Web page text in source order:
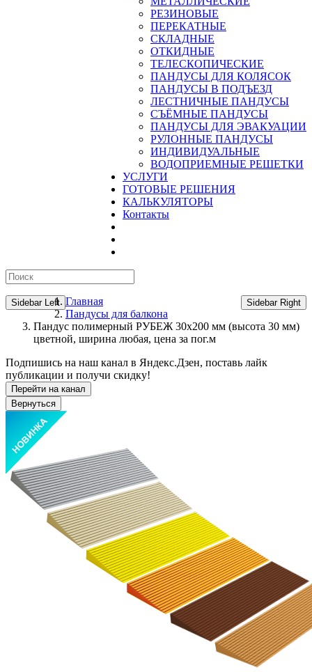
РЕЗИНОВЫЕ
ПЕРЕКАТНЫЕ
СКЛАДНЫЕ
ОТКИДНЫЕ
ТЕЛЕСКОПИЧЕСКИЕ
ПАНДУСЫ ДЛЯ КОЛЯСОК
ПАНДУСЫ В ПОДЪЕЗД
ЛЕСТНИЧНЫЕ ПАНДУСЫ
CЪЁМНЫЕ ПАНДУСЫ
ПАНДУСЫ ДЛЯ ЭВАКУАЦИИ
РУЛОННЫЕ ПАНДУСЫ
ИНДИВИДУАЛЬНЫЕ
ВОДОПРИЕМНЫЕ РЕШЕТКИ
УСЛУГИ
ГОТОВЫЕ РЕШЕНИЯ
КАЛЬКУЛЯТОРЫ
Контакты
Sidebar Left Sidebar Right
Главная
Пандусы для балкона
Пандус полимерный РУБЕЖ 30х200 мм (высота 30 мм)
цветной, ширина любая, цена за пог.м
Подпишись на наш канал в Яндекс.Дзен, поставь лайк
публикации и получи скидку!